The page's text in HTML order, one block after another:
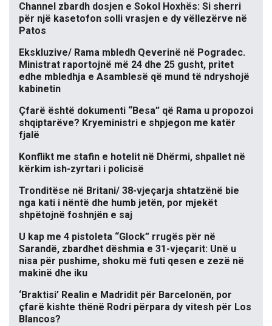
Channel zbardh dosjen e Sokol Hoxhës: Si sherri
për një kasetofon solli vrasjen e dy vëllezërve në
Patos
Ekskluzive/ Rama mbledh Qeverinë në Pogradec.
Ministrat raportojnë më 24 dhe 25 gusht, pritet
edhe mbledhja e Asamblesë që mund të ndryshojë
kabinetin
Çfarë është dokumenti “Besa” që Rama u propozoi
shqiptarëve? Kryeministri e shpjegon me katër
fjalë
Konflikt me stafin e hotelit në Dhërmi, shpallet në
kërkim ish-zyrtari i policisë
Tronditëse në Britani/ 38-vjeçarja shtatzënë bie
nga kati i nëntë dhe humb jetën, por mjekët
shpëtojnë foshnjën e saj
U kap me 4 pistoleta “Glock” rrugës për në
Sarandë, zbardhet dëshmia e 31-vjeçarit: Unë u
nisa për pushime, shoku më futi qesen e zezë në
makinë dhe iku
‘Braktisi’ Realin e Madridit për Barcelonën, por
çfarë kishte thënë Rodri përpara dy vitesh për Los
Blancos?